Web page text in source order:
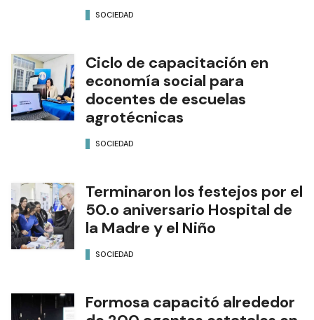
SOCIEDAD
Ciclo de capacitación en
economía social para
docentes de escuelas
agrotécnicas
SOCIEDAD
Terminaron los festejos por el
50.o aniversario Hospital de
la Madre y el Niño
SOCIEDAD
Formosa capacitó alrededor